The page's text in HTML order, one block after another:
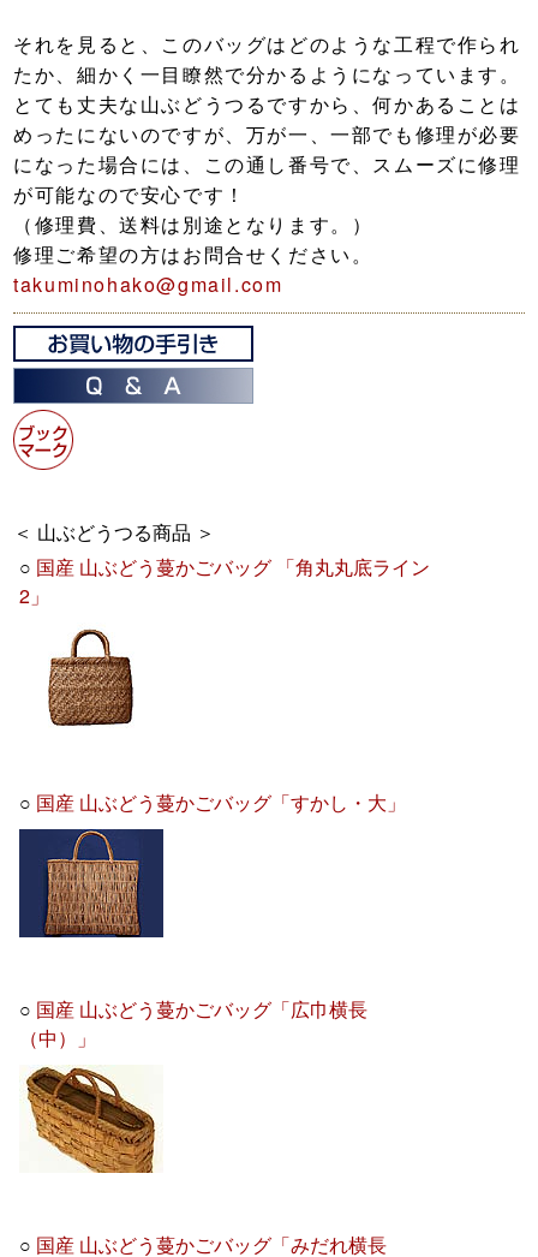
それを見ると、このバッグはどのような工程で作られ
たか、細かく一目瞭然で分かるようになっています。
とても丈夫な山ぶどうつるですから、何かあることは
めったにないのですが、万が一、一部でも修理が必要
になった場合には、この通し番号で、スムーズに修理
が可能なので安心です！
（修理費、送料は別途となります。）
修理ご希望の方はお問合せください。
takuminohako@gmail.com
＜ 山ぶどうつる商品 ＞
○ 国産 山ぶどう蔓かごバッグ 「角丸丸底ライン
2」
○ 国産 山ぶどう蔓かごバッグ「すかし・大」
○ 国産 山ぶどう蔓かごバッグ「広巾横長
（中）」
○ 国産 山ぶどう蔓かごバッグ「みだれ横長